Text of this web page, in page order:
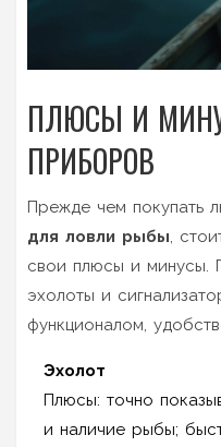
ПЛЮСЫ И
ПРИБОРОВ
Прежде чем покупать
для ловли рыбы,
свои плюсы и минусы.
эхолоты и
функционалом,
Эхолот
Плюсы: точно
и наличие рыбы;